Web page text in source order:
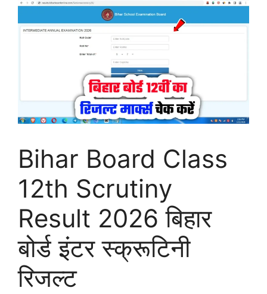
Bihar Board Class
12th Scrutiny
Result 2026 बिहार
बोर्ड इंटर स्क्रूटिनी
रिजल्ट